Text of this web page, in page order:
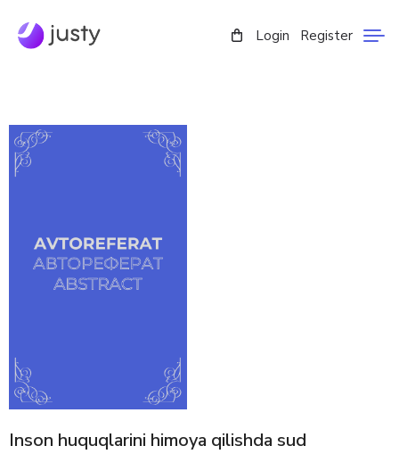
Login Register
Inson huquqlarini himoya qilishda sud